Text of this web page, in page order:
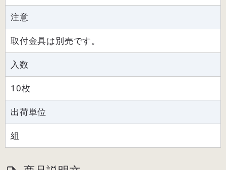
注意
取付金具は別売です。
入数
10枚
出荷単位
組